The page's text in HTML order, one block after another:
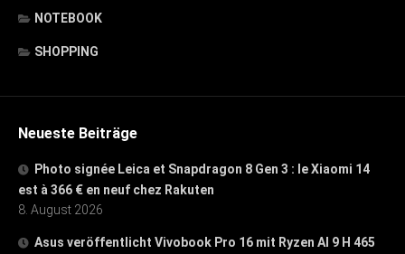
NOTEBOOK
SHOPPING
Neueste Beiträge
Photo signée Leica et Snapdragon 8 Gen 3 : le Xiaomi 14
est à 366 € en neuf chez Rakuten
8. August 2026
Asus veröffentlicht Vivobook Pro 16 mit Ryzen AI 9 H 465